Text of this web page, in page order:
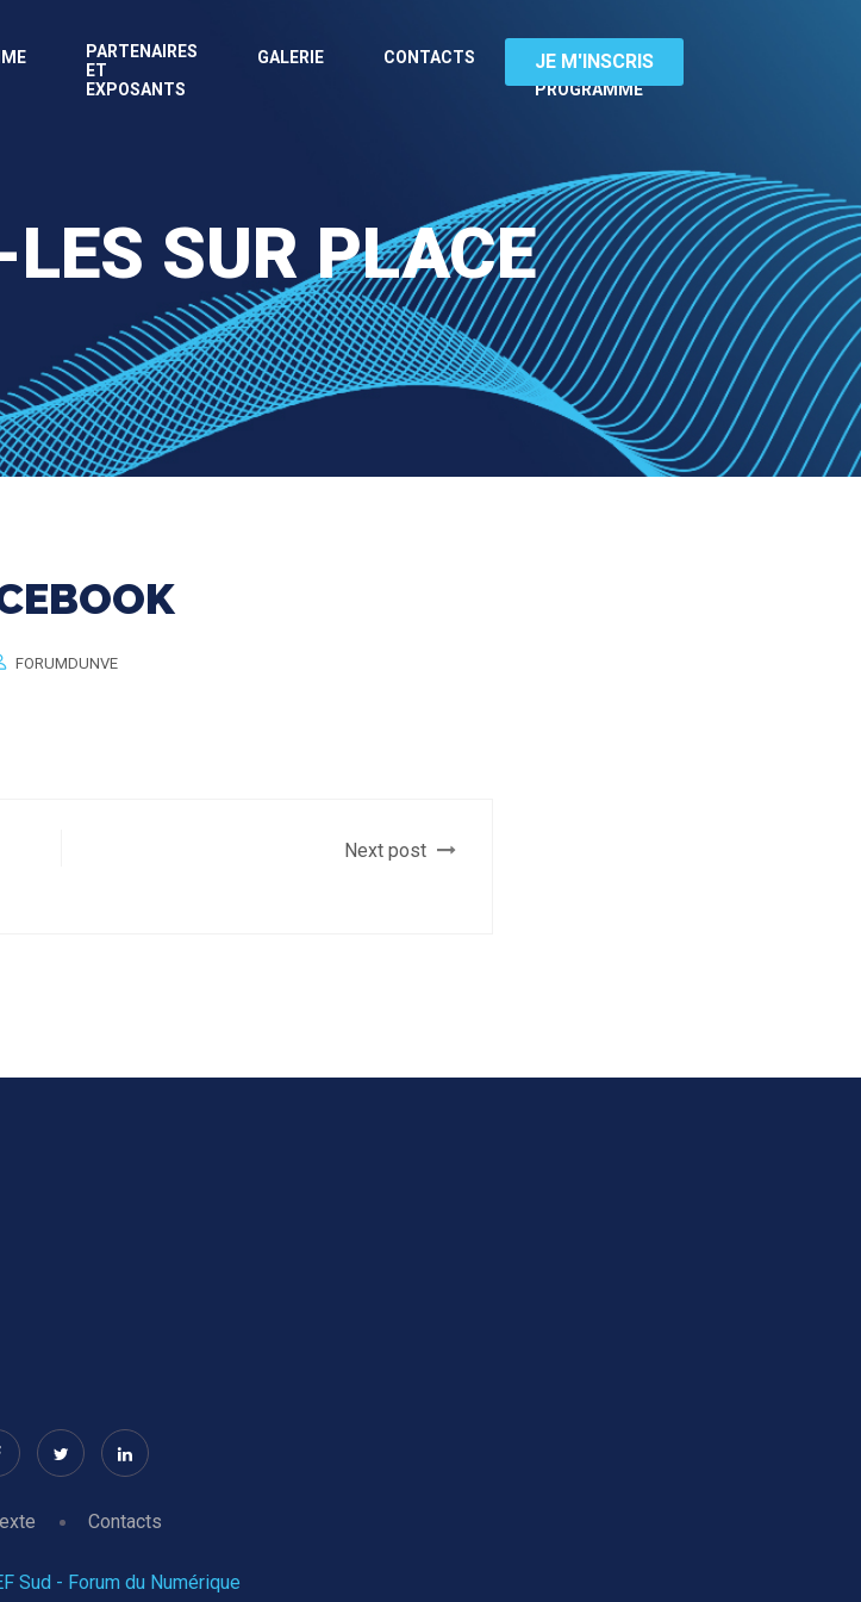
PARTENAIRES
ET
EXPOSANTS
GALERIE CONTACTS
TÉLÉCHARGEZ
LE
PROGRAMME
JE M'INSCRIS
SUR PLACE
FORUMDUNVE
Next post
Contacts
Sud - Forum du Numérique